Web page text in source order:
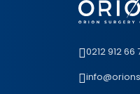
0212 912 66